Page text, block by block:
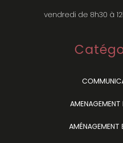
vendredi de 8h30 à
AMENAGEMENT
AMÉNAGEMENT